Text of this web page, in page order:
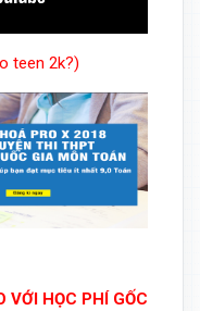
teen 2k?)
VỚI HỌC PHÍ GỐC